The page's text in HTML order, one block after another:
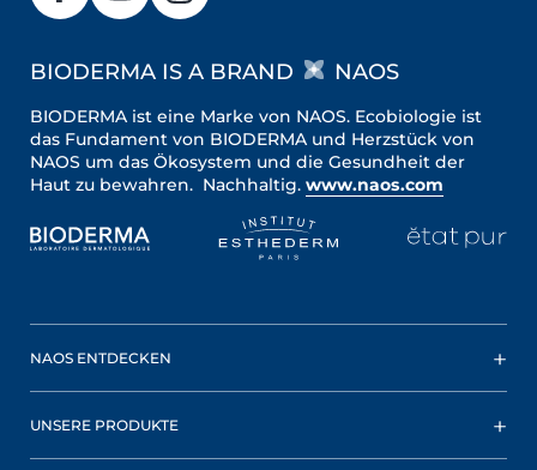
BIODERMA IS A BRAND NAOS
BIODERMA ist eine Marke von NAOS. Ecobiologie ist
das Fundament von BIODERMA und Herzstück von
NAOS um das Ökosystem und die Gesundheit der
Haut zu bewahren. Nachhaltig. www.naos.com
NAOS ENTDECKEN
UNSERE PRODUKTE